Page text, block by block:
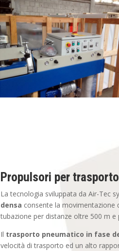
Propulsori per
La tecnologia sviluppata da Air-Tec
densa consente la movimentazione
tubazione per distanze oltre 500 m
Il trasporto pneumatico in fase
velocità di trasporto ed un alto